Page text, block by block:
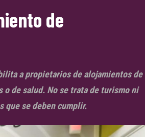
de
a propietarios de alojamientos de
o de salud. No se trata de turismo ni
que se deben cumplir.